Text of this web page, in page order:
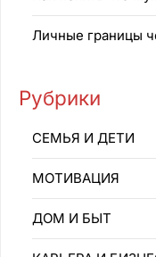
Личные границы
Рубрики
CEMЬЯ И ДETИ
MOTИBAЦИЯ
ДОМ И БЫТ